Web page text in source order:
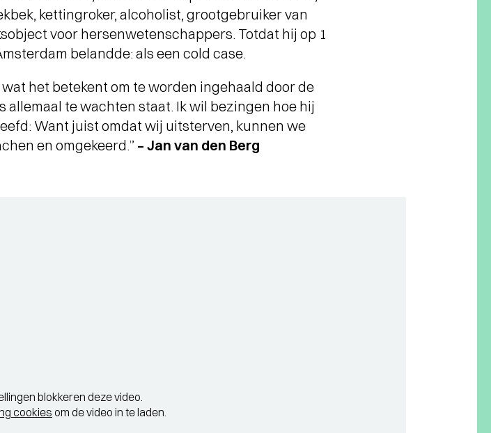
kettingroker, alcoholist, grootgebruiker van
voor hersenwetenschappers. Totdat hij op 1
belandde: als een cold case.
het betekent om te worden ingehaald door de
te wachten staat. Ik wil bezingen hoe hij
Want juist omdat wij uitsterven, kunnen we
en omgekeerd.” – Jan van den Berg
blokkeren deze video.
cookies om de video in te laden.